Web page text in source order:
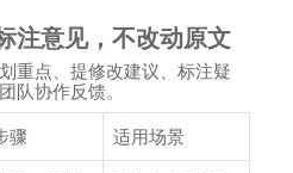
注意见，不改动原文
重点、提修改建议、标注疑
队协作反馈。
骤 适用场景